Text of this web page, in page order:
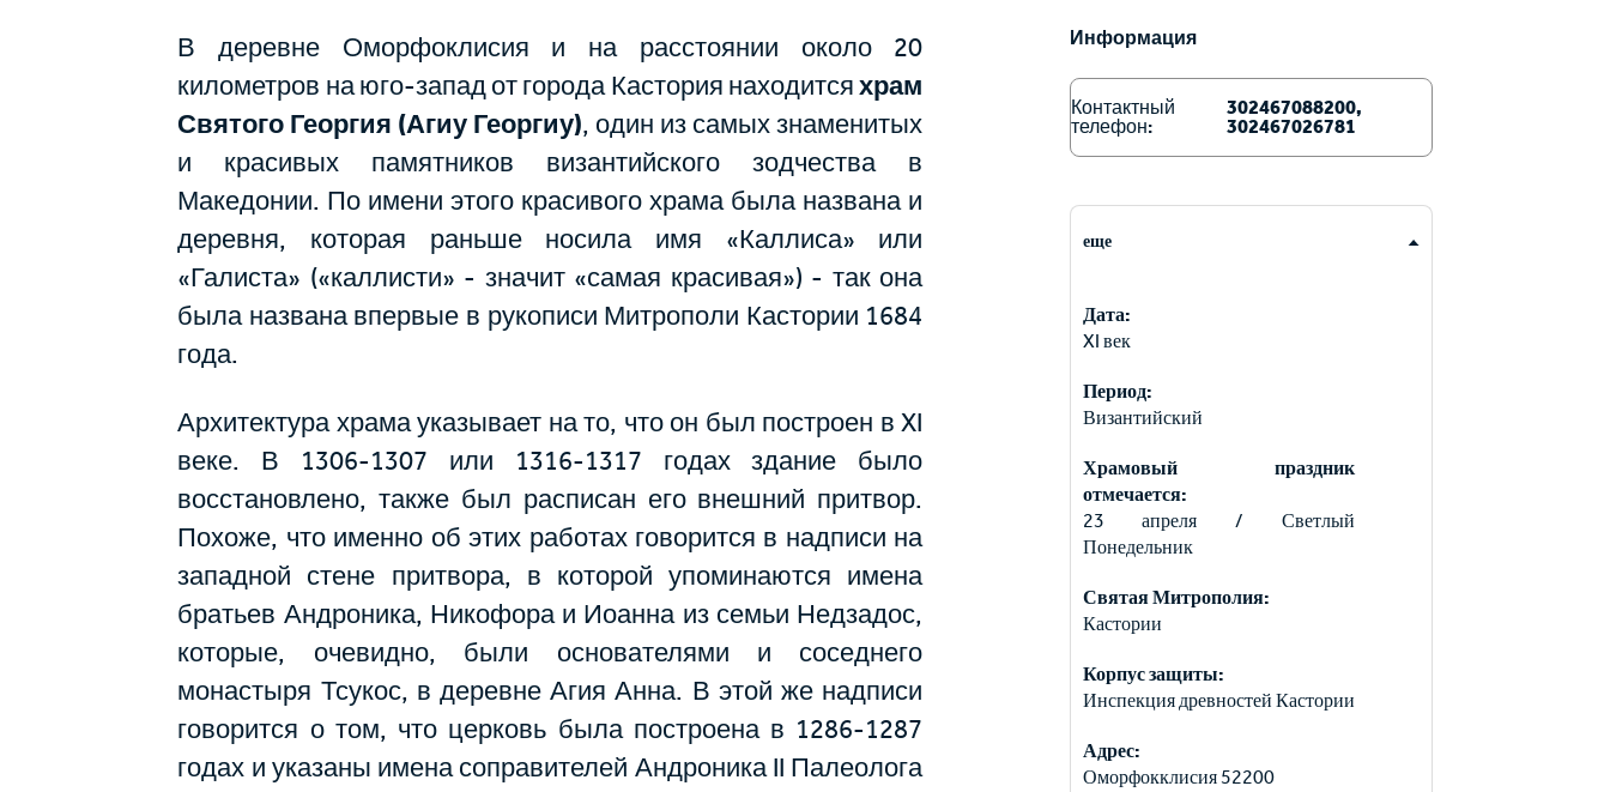
В деревне Оморфоклисия и на расстоянии около 20
километров на юго-запад от города Кастория находитсяхрам
Святого Георгия (Агиу Георгиу), один из самых знаменитых
и красивых памятников византийского зодчества в
Македонии. По имени этого красивого храма была названа и
деревня, которая раньше носила имя «Каллиса» или
«Галиста» («каллисти» - значит «самая красивая») - так она
была названа впервые в рукописи Митрополи Кастории 1684
года.
Архитектура храма указывает на то, что он был построен в XI
веке. В 1306-1307 или 1316-1317 годах здание было
восстановлено, также был расписан его внешний притвор.
Похоже, что именно об этих работах говорится в надписи на
западной стене притвора, в которой упоминаются имена
братьев Андроника, Никофора и Иоанна из семьи Недзадос,
которые, очевидно, были основателями и соседнего
монастыря Тсукос, в деревне Агия Анна. В этой же надписи
говорится о том, что церковь была построена в 1286-1287
годах и указаны имена соправителей Андроника II Палеолога
Информация
Контактный
телефон:
302467088200,
302467026781
еще
Дата:
XI век
Период:
Византийский
Храмовый праздник
отмечается:
23 апреля / Светлый
Понедельник
Святая Митрополия:
Кастории
Корпус защиты:
Инспекция древностей Кастории
Адрес:
Оморфокклисия 52200